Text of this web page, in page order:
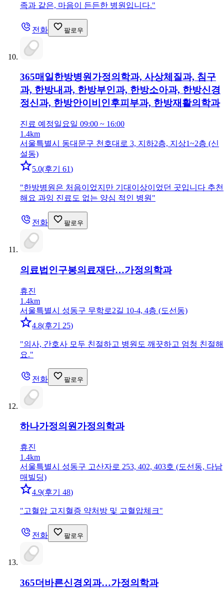
족과 같은, 마음이 든든한 병원입니다."
전화 팔로우
365매일한방병원가정의학과, 사상체질과, 침구
과, 한방내과, 한방부인과, 한방소아과, 한방신경
정신과, 한방안이비인후피부과, 한방재활의학과
진료 예정일요일 09:00 ~ 16:00
1.4km
서울특별시 동대문구 천호대로 3, 지하2층, 지상1~2층 (신
설동)
5.0(후기 61)
"한방병원은 처음이었지만 기대이상이었던 곳입니다 추천
해요 과잉 진료도 없는 양심 적인 병원 "
전화 팔로우
의료법인구봉의료재단…가정의학과
휴진
1.4km
서울특별시 성동구 무학로2길 10-4, 4층 (도선동)
4.8(후기 25)
"의사, 간호사 모두 친절하고 병원도 깨끗하고 엄청 친절해
요."
전화 팔로우
하나가정의원가정의학과
휴진
1.4km
서울특별시 성동구 고산자로 253, 402, 403호 (도선동, 다남
매빌딩)
4.9(후기 48)
"고혈압 고지혈증 약처방 및 고혈압체크"
전화 팔로우
365더바른신경외과…가정의학과